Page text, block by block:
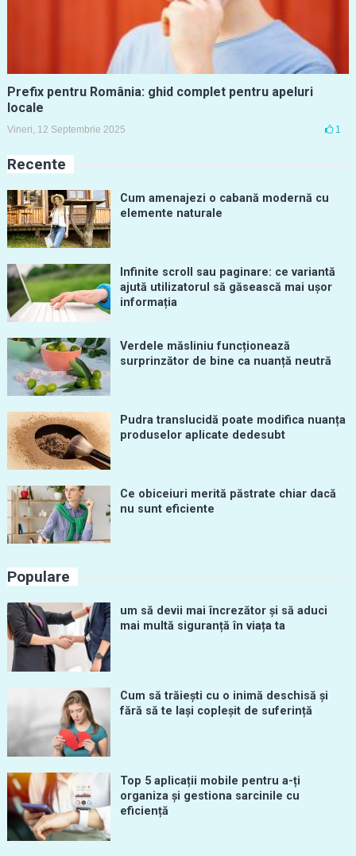
Prefix pentru România: ghid complet pentru apeluri
locale
Vineri, 12 Septembrie 2025 1
Recente
Cum amenajezi o cabană modernă cu
elemente naturale
Infinite scroll sau paginare: ce variantă
ajută utilizatorul să găsească mai ușor
informația
Verdele măsliniu funcționează
surprinzător de bine ca nuanță neutră
Pudra translucidă poate modifica nuanța
produselor aplicate dedesubt
Ce obiceiuri merită păstrate chiar dacă
nu sunt eficiente
Populare
um să devii mai încrezător și să aduci
mai multă siguranță în viața ta
Cum să trăiești cu o inimă deschisă și
fără să te lași copleșit de suferință
Top 5 aplicații mobile pentru a-ți
organiza și gestiona sarcinile cu
eficiență